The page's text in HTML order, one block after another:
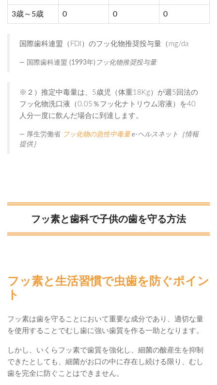
3歳～5歳 0 0 0
国際歯科連盟（FDI）のフッ化物推奨投与量（mg/da
国際歯科連盟 (1993年) フッ化物推奨投与量
※２）推定中毒量は、5歳児（体重18Kg）が週5回法の
フッ化物洗口液（0.05％フッ化ナトリウム溶液）を40
人分一度に飲んだ場合に到達します。
厚生労働省 フッ化物の急性中毒量e-ヘルスネット［情報
提供］
フッ素と歯科で子供の歯を守る方法
フッ素と生活習慣で虫歯を防ぐポイン
ト
フッ素は歯を守ることにおいて重要な成分であり、適切な量
を使用することでむし歯に強い歯質を作る一助となります。
しかし、いくらフッ素で歯質を強化し、細菌の酸産生を抑制
できたとしても、細菌がお口の中に存在し続ける限り、むし
歯を完全に防ぐことはできません。